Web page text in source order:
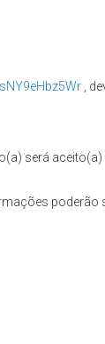
,
será